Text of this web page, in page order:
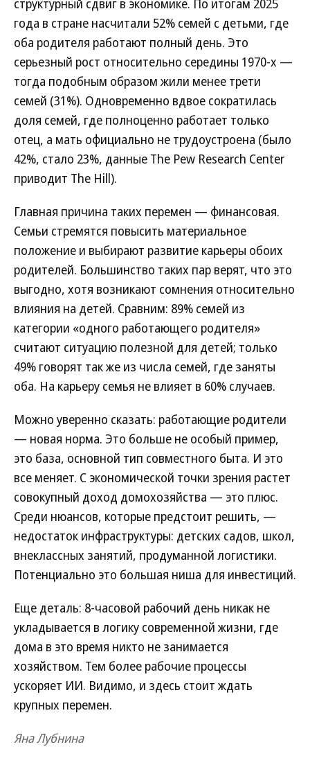
структурный сдвиг в экономике. По итогам 2025
года в стране насчитали 52% семей с детьми, где
оба родителя работают полный день. Это
серьезный рост относительно середины 1970-х —
тогда подобным образом жили менее трети
семей (31%). Одновременно вдвое сократилась
доля семей, где полноценно работает только
отец, а мать официально не трудоустроена (было
42%, стало 23%, данные The Pew Research Center
приводит The Hill).
Главная причина таких перемен — финансовая.
Семьи стремятся повысить материальное
положение и выбирают развитие карьеры обоих
родителей. Большинство таких пар верят, что это
выгодно, хотя возникают сомнения относительно
влияния на детей. Сравним: 89% семей из
категории «одного работающего родителя»
считают ситуацию полезной для детей; только
49% говорят так же из числа семей, где заняты
оба. На карьеру семья не влияет в 60% случаев.
Можно уверенно сказать: работающие родители
— новая норма. Это больше не особый пример,
это база, основной тип совместного быта. И это
все меняет. С экономической точки зрения растет
совокупный доход домохозяйства — это плюс.
Среди нюансов, которые предстоит решить, —
недостаток инфраструктуры: детских садов, школ,
внеклассных занятий, продуманной логистики.
Потенциально это большая ниша для инвестиций.
Еще деталь: 8-часовой рабочий день никак не
укладывается в логику современной жизни, где
дома в это время никто не занимается
хозяйством. Тем более рабочие процессы
ускоряет ИИ. Видимо, и здесь стоит ждать
крупных перемен.
Яна Лубнина